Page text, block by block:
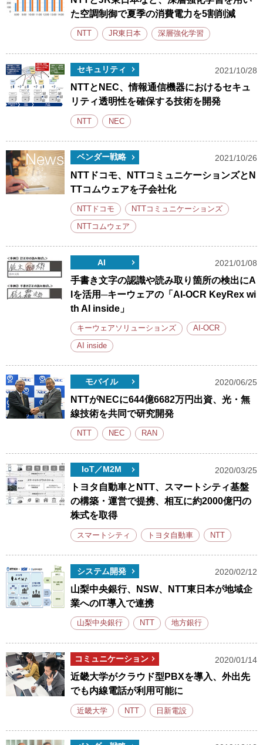
た空調制御で夏季の消費電力を5割削減
NTT JR東日本 深層強化学習
セキュリティ 2021/10/28
NTTとNEC、情報通信機器におけるセキュ
リティ透明性を確保する技術を開発
NTT NEC
ベンダー戦略 2021/10/26
NTTドコモ、NTTコミュニケーションズとN
TTコムウェアを子会社化
NTTドコモ NTTコミュニケーションズ
NTTコムウェア
AI 2021/01/08
手書き文字の認識や読み取り箇所の検出にA
Iを活用─キーウェアの「AI-OCR KeyRex wi
th AI inside」
キーウェアソリューションズ AI-OCR
AI inside
モバイル 2020/06/25
NTTがNECに644億6682万円出資、光・無
線技術を共同で研究開発
NTT NEC RAN
IoT／M2M 2020/03/25
トヨタ自動車とNTT、スマートシティ基盤
の構築・運営で提携、相互に約2000億円の
株式を取得
スマートシティ トヨタ自動車 NTT
システム開発 2020/02/12
山梨中央銀行、NSW、NTT東日本が地域企
業へのIT導入で連携
山梨中央銀行 NTT 地方銀行
コミュニケーション 2020/01/14
近畿大学がクラウド型PBXを導入、外出先
でも内線電話が利用可能に
近畿大学 NTT 日新電設